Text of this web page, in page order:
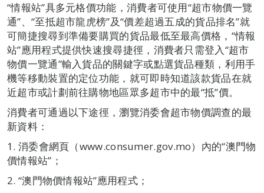
“情報站”具多元格價功能，消費者可使用“超市物價一覽
通”、“至抵超市龍虎榜”及“價差超過五成的貨品排名”就
可簡捷搜尋到準備要購買的貨品最低至最高價格，“情報
站”應用程式提供快速搜尋捷徑，消費者只需登入“超市
物價一覽通”輸入貨品的關鍵字或點選貨品種類，利用手
機等移動裝置的定位功能，就可即時知道該款貨品在就
近超市或計劃前往購物地區眾多超市中的最“抵”價。
消費者可通過以下途徑，瀏覽消委會超市物價調查的最
新資料：
1. 消委會網頁（www.consumer.gov.mo）內的“澳門物
價情報站”；
2. “澳門物價情報站”應用程式；